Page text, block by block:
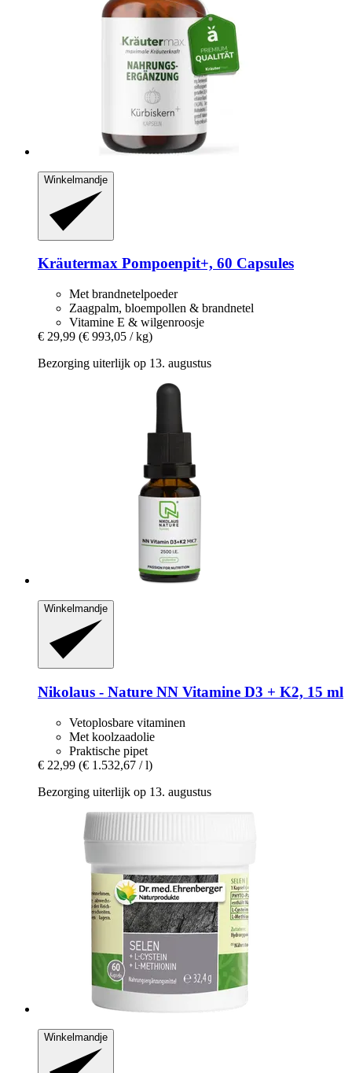
Winkelmandje
Kräutermax Pompoenpit+, 60 Capsules
Met brandnetelpoeder
Zaagpalm, bloempollen & brandnetel
Vitamine E & wilgenroosje
€ 29,99 (€ 993,05 / kg)
Bezorging uiterlijk op 13. augustus
Winkelmandje
Nikolaus - Nature NN Vitamine D3 + K2, 15 ml
Vetoplosbare vitaminen
Met koolzaadolie
Praktische pipet
€ 22,99 (€ 1.532,67 / l)
Bezorging uiterlijk op 13. augustus
Winkelmandje